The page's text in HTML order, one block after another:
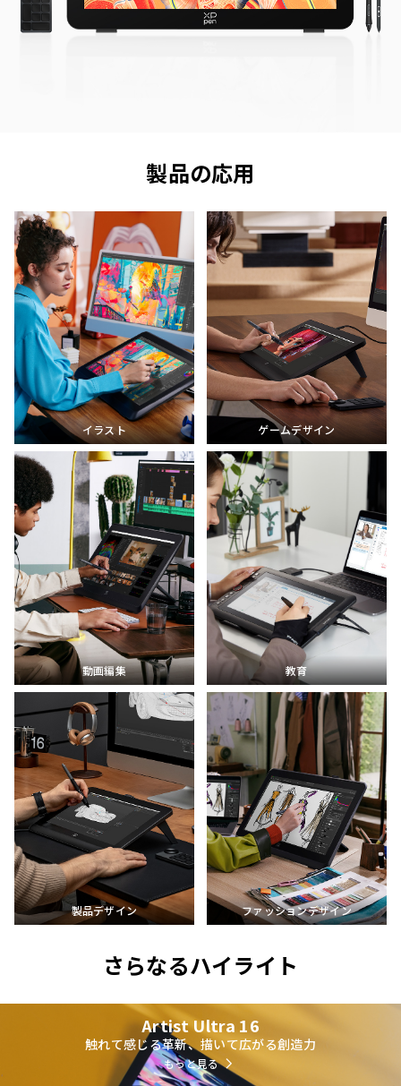
製品の応用
イラスト ゲームデザイン
動画編集 教育
製品デザイン ファッションデザイン
さらなるハイライト
Artist Ultra 16
触れて感じる革新、描いて広がる創造力
もっと見る